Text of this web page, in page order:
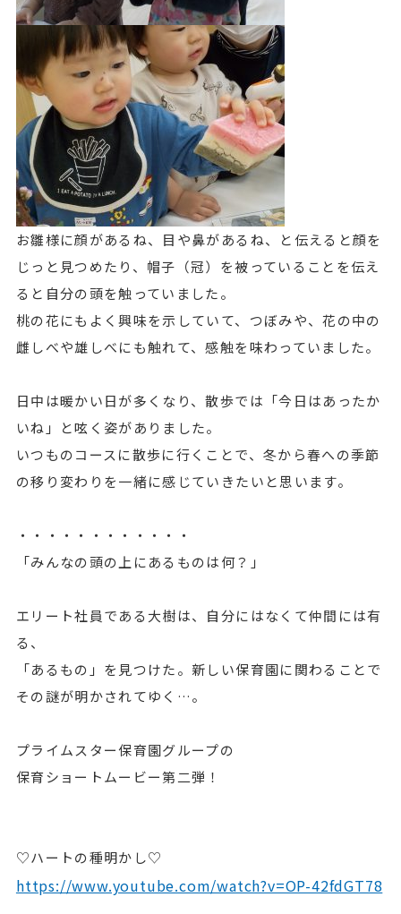
お雛様に顔があるね、目や鼻があるね、と伝えると顔を
じっと見つめたり、帽子（冠）を被っていることを伝え
ると自分の頭を触っていました。
桃の花にもよく興味を示していて、つぼみや、花の中の
雌しべや雄しべにも触れて、感触を味わっていました。
日中は暖かい日が多くなり、散歩では「今日はあったか
いね」と呟く姿がありました。
いつものコースに散歩に行くことで、冬から春への季節
の移り変わりを一緒に感じていきたいと思います。
・・・・・・・・・・・・
「みんなの頭の上にあるものは何？」
エリート社員である大樹は、自分にはなくて仲間には有
る、
「あるもの」を見つけた。新しい保育園に関わることで
その謎が明かされてゆく…。
プライムスター保育園グループの
保育ショートムービー第二弾！
♡ハートの種明かし♡
https://www.youtube.com/watch?v=OP-42fdGT78